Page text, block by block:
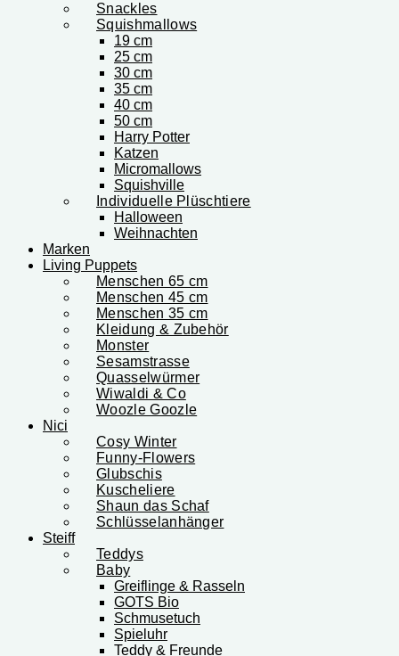
Snackles
Squishmallows
19 cm
25 cm
30 cm
35 cm
40 cm
50 cm
Harry Potter
Katzen
Micromallows
Squishville
Individuelle Plüschtiere
Halloween
Weihnachten
Marken
Living Puppets
Menschen 65 cm
Menschen 45 cm
Menschen 35 cm
Kleidung & Zubehör
Monster
Sesamstrasse
Quasselwürmer
Wiwaldi & Co
Woozle Goozle
Nici
Cosy Winter
Funny-Flowers
Glubschis
Kuscheliere
Shaun das Schaf
Schlüsselanhänger
Steiff
Teddys
Baby
Greiflinge & Rasseln
GOTS Bio
Schmusetuch
Spieluhr
Teddy & Freunde